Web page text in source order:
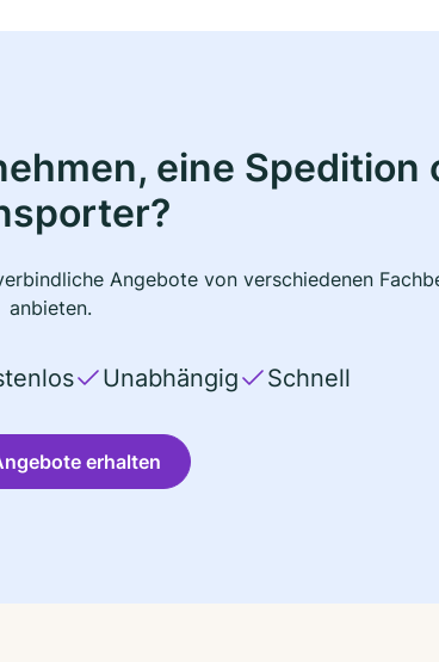
eine Spedition
Angebote von verschiedenen
anbieten.
Unabhängig Schnell
erhalten